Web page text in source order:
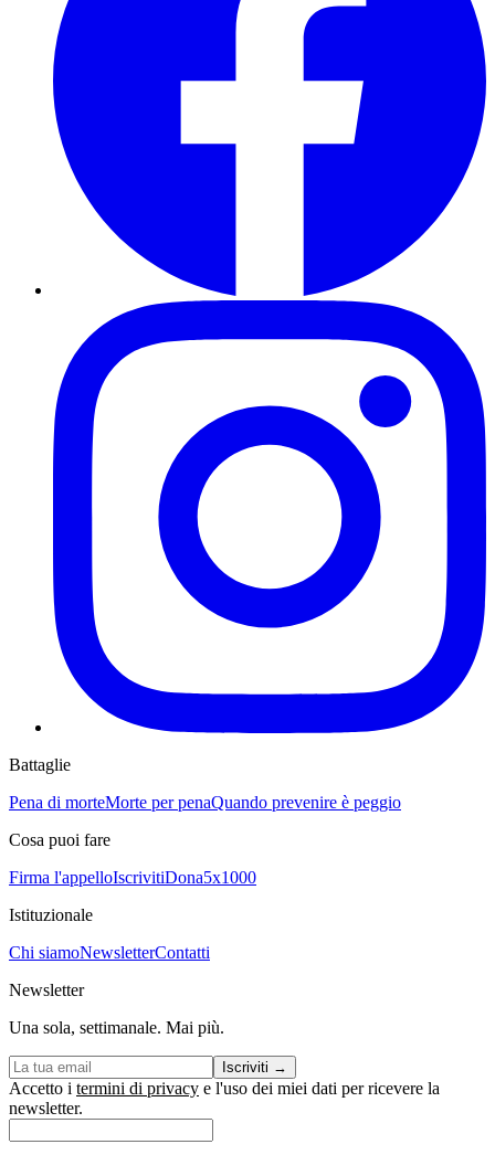
Battaglie
Pena di morteMorte per penaQuando prevenire è peggio
Cosa puoi fare
Firma l'appelloIscrivitiDona5x1000
Istituzionale
Chi siamoNewsletterContatti
Newsletter
Una sola, settimanale. Mai più.
Iscriviti →
Accetto i termini di privacy e l'uso dei miei dati per ricevere la
newsletter.